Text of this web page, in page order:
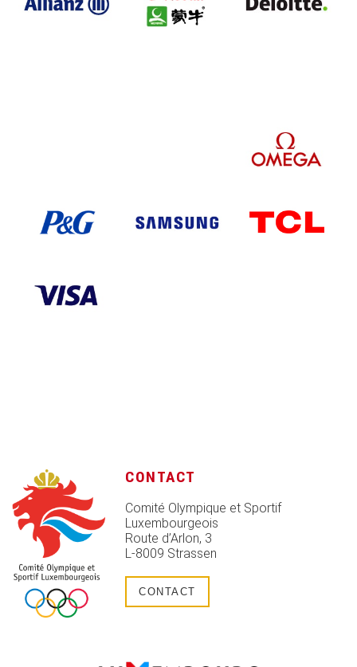
CONTACT
Comité Olympique et Sportif
Luxembourgeois
Route d’Arlon, 3
L-8009 Strassen
CONTACT